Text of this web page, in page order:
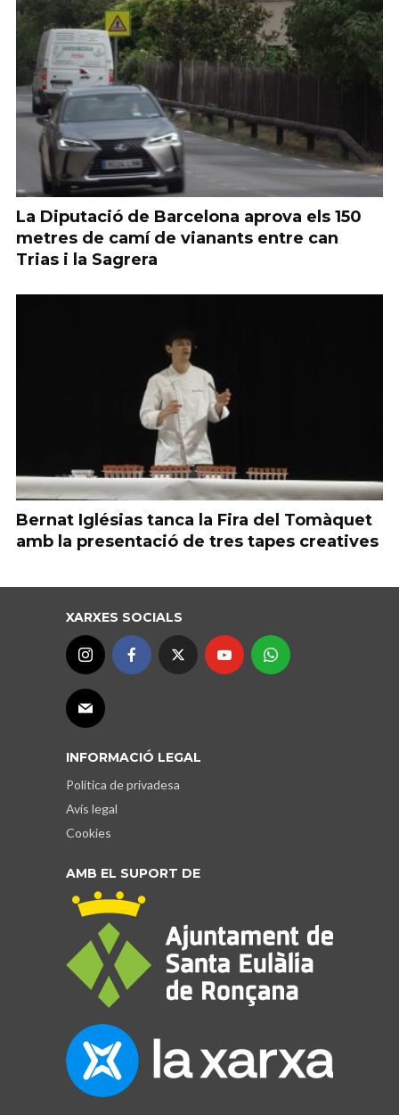
La Diputació de Barcelona aprova els 150
metres de camí de vianants entre can
Trias i la Sagrera
Bernat Iglésias tanca la Fira del Tomàquet
amb la presentació de tres tapes creatives
XARXES SOCIALS
INFORMACIÓ LEGAL
Política de privadesa
Avís legal
Cookies
AMB EL SUPORT DE